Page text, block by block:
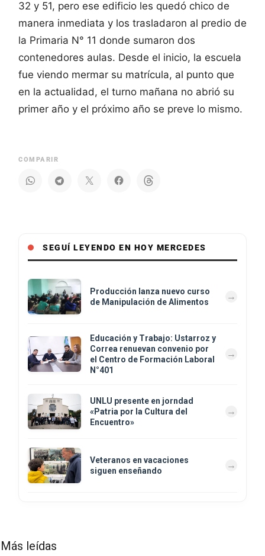
32 y 51, pero ese edificio les quedó chico de
manera inmediata y los trasladaron al predio de
la Primaria N° 11 donde sumaron dos
contenedores aulas. Desde el inicio, la escuela
fue viendo mermar su matrícula, al punto que
en la actualidad, el turno mañana no abrió su
primer año y el próximo año se preve lo mismo.
COMPARIR
SEGUÍ LEYENDO EN HOY MERCEDES
Producción lanza nuevo curso
de Manipulación de Alimentos
Educación y Trabajo: Ustarroz y
Correa renuevan convenio por
el Centro de Formación Laboral
N°401
UNLU presente en jorndad
«Patria por la Cultura del
Encuentro»
Veteranos en vacaciones
siguen enseñando
Más leídas